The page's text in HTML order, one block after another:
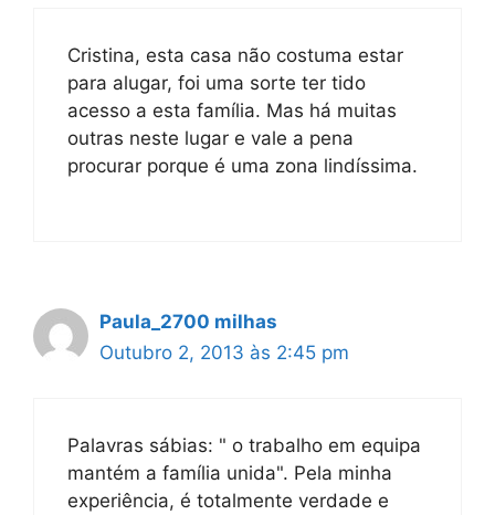
Cristina, esta casa não costuma estar
para alugar, foi uma sorte ter tido
acesso a esta família. Mas há muitas
outras neste lugar e vale a pena
procurar porque é uma zona lindíssima.
Paula_2700 milhas
Outubro 2, 2013 às 2:45 pm
Palavras sábias: " o trabalho em equipa
mantém a família unida". Pela minha
experiência, é totalmente verdade e